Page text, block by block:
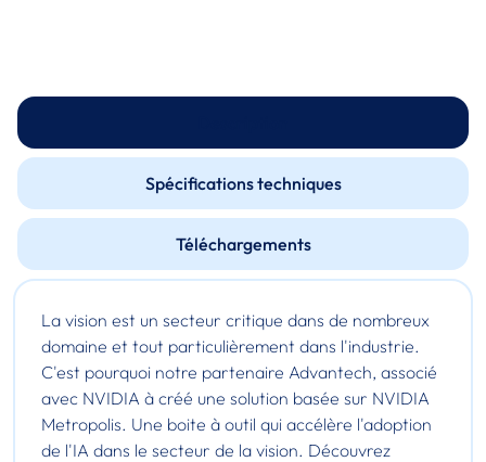
Spécifications techniques
Téléchargements
La vision est un secteur critique dans de nombreux
domaine et tout particulièrement dans l'industrie.
C'est pourquoi notre partenaire Advantech, associé
avec NVIDIA à créé une solution basée sur NVIDIA
Metropolis. Une boite à outil qui accélère l'adoption
de l'IA dans le secteur de la vision. Découvrez